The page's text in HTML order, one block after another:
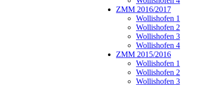
ZMM 2016/2017
Wollishofen 1
Wollishofen 2
Wollishofen 3
Wollishofen 4
ZMM 2015/2016
Wollishofen 1
Wollishofen 2
Wollishofen 3